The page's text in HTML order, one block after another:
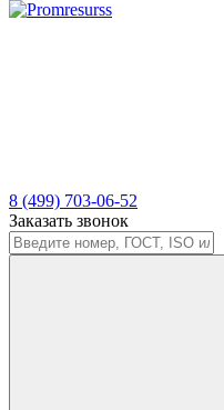
8 (499) 703-06-52
Заказать звонок